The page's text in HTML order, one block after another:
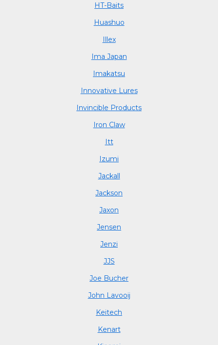
HT-Baits
Huashuo
Illex
Ima Japan
Imakatsu
Innovative Lures
Invincible Products
Iron Claw
Itt
Izumi
Jackall
Jackson
Jaxon
Jensen
Jenzi
JJS
Joe Bucher
John Lavooij
Keitech
Kenart